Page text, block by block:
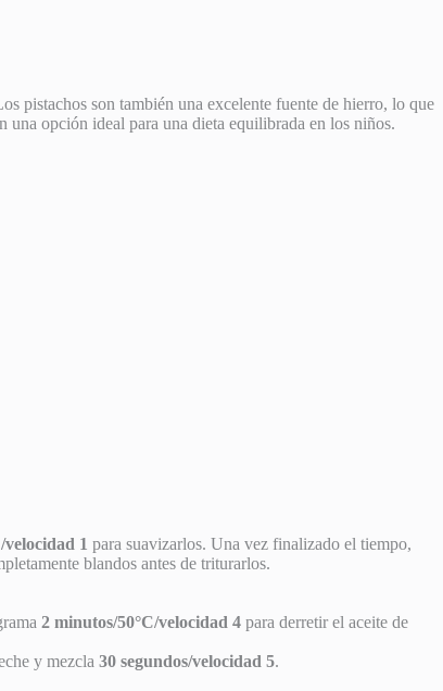
pistachos son también una excelente fuente de hierro, lo que
una opción ideal para una dieta equilibrada en los niños.
velocidad 1 para suavizarlos. Una vez finalizado el tiempo,
blandos antes de triturarlos.
2 minutos/50°C/velocidad 4 para derretir el aceite de
y mezcla 30 segundos/velocidad 5.